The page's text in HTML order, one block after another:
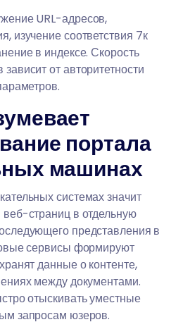
URL-адресов,
изучение соответствия 7к
в индексе. Скорость
от авторитетности
портала
машинах
системах значит
страниц в отдельную
представления в
сервисы формируют
данные о контенте,
между документами.
отыскивать уместные
запросам юзеров.